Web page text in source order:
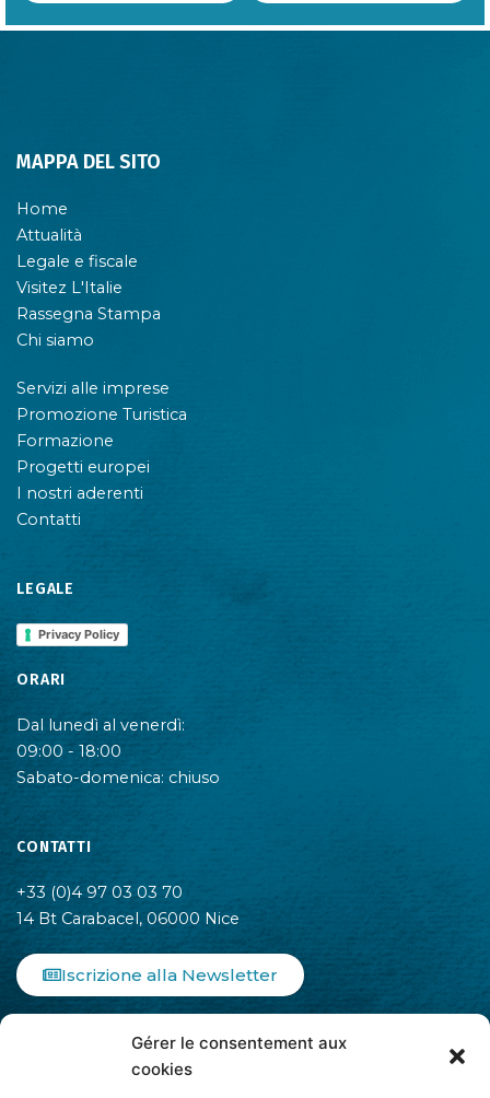
Gérer le consentement aux
cookies
MAPPA DEL SITO
Home
Attualità
Legale e fiscale
Visitez L'Italie
Rassegna Stampa
Chi siamo
Servizi alle imprese
Promozione Turistica
Formazione
Progetti europei
I nostri aderenti
Contatti
LEGALE
Privacy Policy
ORARI
Dal lunedì al venerdì:
09:00 - 18:00
Sabato-domenica: chiuso
CONTATTI
+33 (0)4 97 03 03 70
14 Bt Carabacel, 06000 Nice
Iscrizione alla Newsletter
i
n